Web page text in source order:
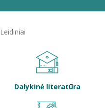
Leidiniai
Dalykinė literatūra